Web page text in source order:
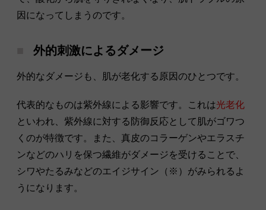
因になってしまうのです。
外的刺激によるダメージ
外的なダメージも、肌が老化する原因のひとつです。
代表的なものは紫外線による影響です。これは光老化
といわれ、紫外線に対する防御反応として肌がゴワつ
くのが特徴です。また、真皮のコラーゲンやエラスチ
ンなどのハリを保つ繊維がダメージを受けることで、
シワやたるみなどのエイジサイン（※）がみられるよ
うになります。